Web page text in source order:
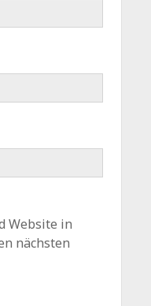
Website in
nächsten